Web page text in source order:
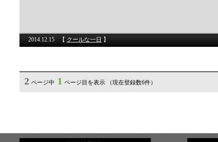
2014.12.15 【 クールな一日 】
2 ページ中 1 ページ目を表示 （現在登録数6件）